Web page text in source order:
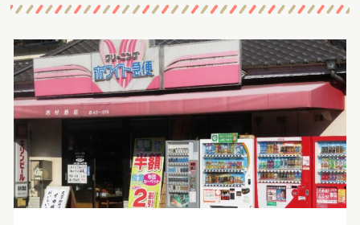
ン
へ
ス
キ
ッ
プ